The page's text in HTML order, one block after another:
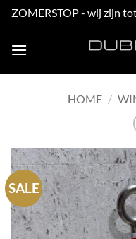
ZOMERSTOP - wij zijn
HOME /
SALE